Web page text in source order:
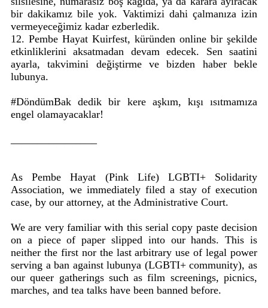
bir dakikamız bile yok. Vaktimizi dahi çalmanıza izin
vermeyeceğimiz kadar ezberledik.
12. Pembe Hayat Kuirfest, küründen online bir şekilde
etkinliklerini aksatmadan devam edecek. Sen saatini
ayarla, takvimini değiştirme ve bizden haber bekle
lubunya.
#DöndümBak dedik bir kere aşkım, kışı ısıtmamıza
engel olamayacaklar!
As Pembe Hayat (Pink Life) LGBTI+ Solidarity
Association, we immediately filed a stay of execution
case, by our attorney, at the Administrative Court.
We are very familiar with this serial copy paste decision
on a piece of paper slipped into our hands. This is
neither the first nor the last arbitrary use of legal power
serving a ban against lubunya (LGBTI+ community), as
our queer gatherings such as film screenings, picnics,
marches, and tea talks have been banned before.